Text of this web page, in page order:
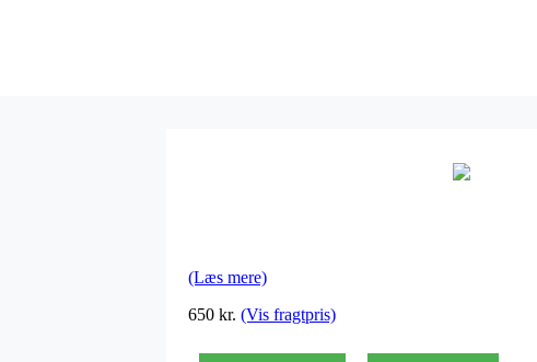
(Læs mere)
650 kr. (Vis fragtpris)